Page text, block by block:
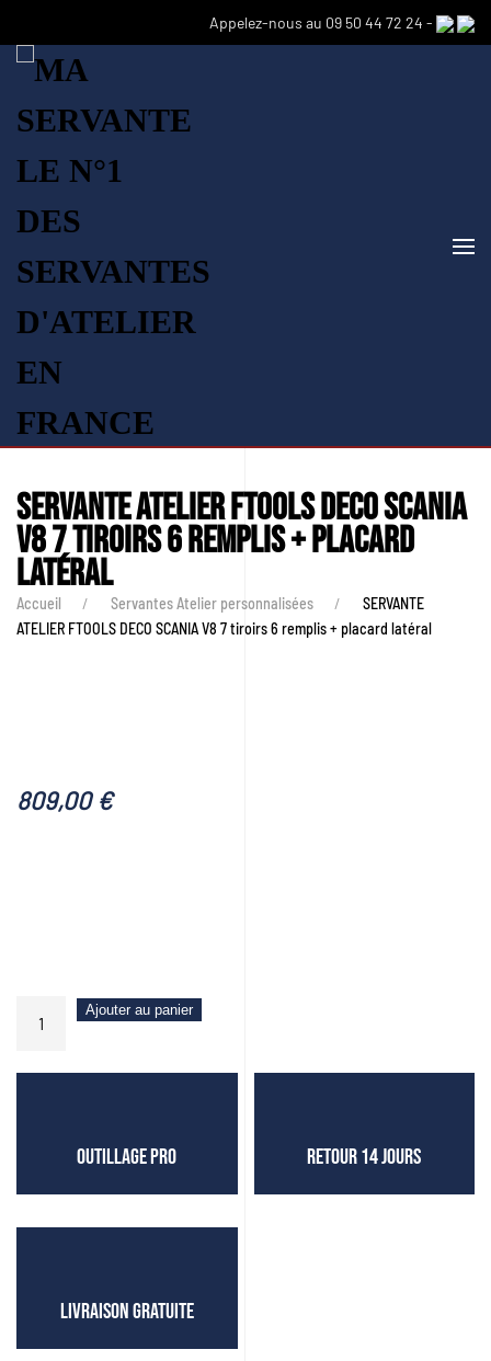
Appelez-nous au 09 50 44 72 24 -
SERVANTE ATELIER FTOOLS DECO SCANIA
V8 7 tiroirs 6 remplis + placard
latéral
Accueil Servantes Atelier personnalisées
SERVANTE
ATELIER FTOOLS DECO SCANIA V8 7 tiroirs 6 remplis + placard latéral
809,00 €
tiroirs
Ajouter au panier
Outillage pro Retour 14 jours
Livraison GRATUITE